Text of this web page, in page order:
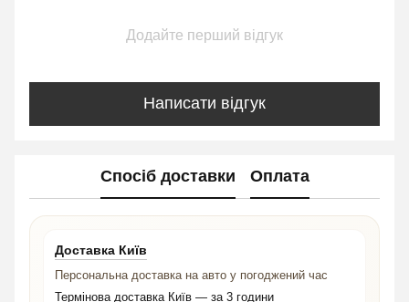
Додайте перший відгук
Написати відгук
Спосіб доставки Оплата
Доставка Київ
Персональна доставка на авто у погоджений час
Термінова доставка Київ — за 3 години